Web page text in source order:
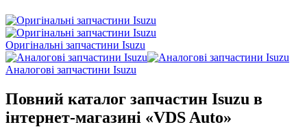
Оригінальні запчастини Isuzu
Аналогові запчастини Isuzu
Повний каталог запчастин Isuzu в
інтернет-магазині «VDS Auto»